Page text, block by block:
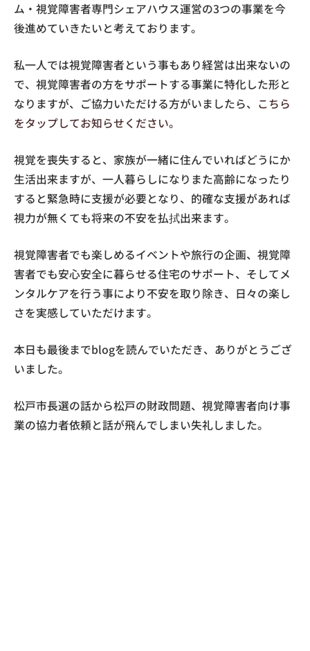
ム・視覚障害者専門シェアハウス運営の3つの事業を今
後進めていきたいと考えております。
私一人では視覚障害者という事もあり経営は出来ないの
で、視覚障害者の方をサポートする事業に特化した形と
なりますが、ご協力いただける方がいましたら、 こちら
をタップしてお知らせください。
視覚を喪失すると、家族が一緒に住んでいればどうにか
生活出来ますが、一人暮らしになりまた高齢になったり
すると緊急時に支援が必要となり、的確な支援があれば
視力が無くても将来の不安を払拭出来ます。
視覚障害者でも楽しめるイベントや旅行の企画、視覚障
害者でも安心安全に暮らせる住宅のサポート、そしてメ
ンタルケアを行う事により不安を取り除き、日々の楽し
さを実感していただけます。
本日も最後までblogを読んでいただき、ありがとうござ
いました。
松戸市長選の話から松戸の財政問題、視覚障害者向け事
業の協力者依頼と話が飛んでしまい失礼しました。